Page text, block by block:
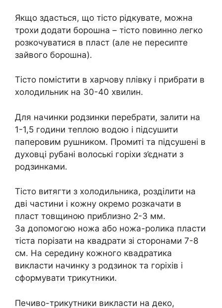
Якщо здасться, що тісто рідкувате, можна
трохи додати борошна – тісто повинно легко
розкочуватися в пласт (але не пересипте
зайвого борошна).
Тісто помістити в харчову плівку і прибрати в
холодильник на 30-40 хвилин.
Для начинки родзинки перебрати, залити на
1-1,5 години теплою водою і підсушити
паперовим рушником. Промиті та підсушені в
духовці рубані волоські горіхи з’єднати з
родзинками.
Тісто витягти з холодильника, розділити на
дві частини і кожну окремо розкачати в
пласт товщиною приблизно 2-3 мм.
За допомогою ножа або ножа-ролика пласти
тіста порізати на квадрати зі сторонами 7-8
см. На середину кожного квадратика
викласти начинку з родзинок та горіхів і
сформувати трикутники.
Печиво-трикутники викласти на деко,